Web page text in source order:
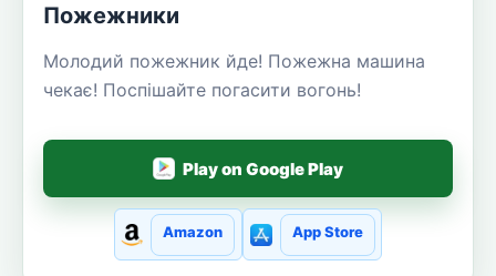
Пожежники
Молодий пожежник йде! Пожежна машина
чекає! Поспішайте погасити вогонь!
Play on Google Play
Amazon App Store